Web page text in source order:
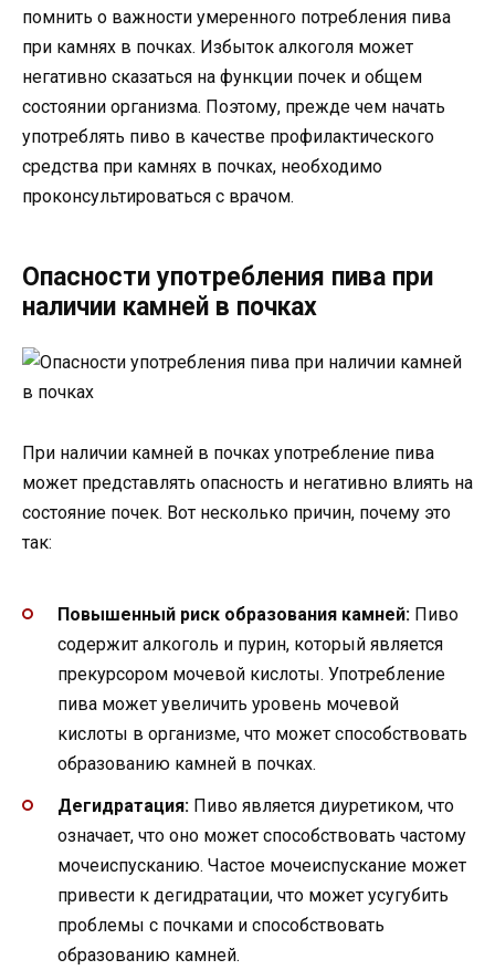
помнить о важности умеренного потребления пива
при камнях в почках. Избыток алкоголя может
негативно сказаться на функции почек и общем
состоянии организма. Поэтому, прежде чем начать
употреблять пиво в качестве профилактического
средства при камнях в почках, необходимо
проконсультироваться с врачом.
Опасности употребления пива при
наличии камней в почках
При наличии камней в почках употребление пива
может представлять опасность и негативно влиять на
состояние почек. Вот несколько причин, почему это
так:
Повышенный риск образования камней: Пиво
содержит алкоголь и пурин, который является
прекурсором мочевой кислоты. Употребление
пива может увеличить уровень мочевой
кислоты в организме, что может способствовать
образованию камней в почках.
Дегидратация: Пиво является диуретиком, что
означает, что оно может способствовать частому
мочеиспусканию. Частое мочеиспускание может
привести к дегидратации, что может усугубить
проблемы с почками и способствовать
образованию камней.